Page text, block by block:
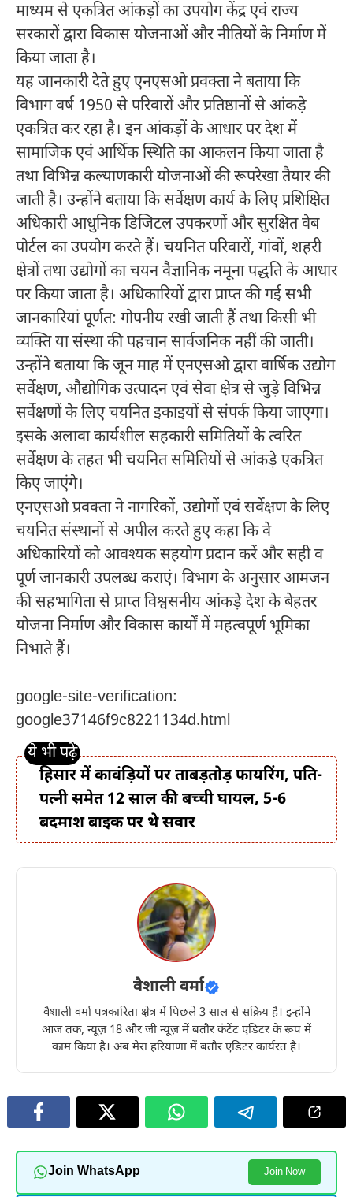
माध्यम से एकत्रित आंकड़ों का उपयोग केंद्र एवं राज्य
सरकारों द्वारा विकास योजनाओं और नीतियों के निर्माण में
किया जाता है।
यह जानकारी देते हुए एनएसओ प्रवक्ता ने बताया कि
विभाग वर्ष 1950 से परिवारों और प्रतिष्ठानों से आंकड़े
एकत्रित कर रहा है। इन आंकड़ों के आधार पर देश में
सामाजिक एवं आर्थिक स्थिति का आकलन किया जाता है
तथा विभिन्न कल्याणकारी योजनाओं की रूपरेखा तैयार की
जाती है। उन्होंने बताया कि सर्वेक्षण कार्य के लिए प्रशिक्षित
अधिकारी आधुनिक डिजिटल उपकरणों और सुरक्षित वेब
पोर्टल का उपयोग करते हैं। चयनित परिवारों, गांवों, शहरी
क्षेत्रों तथा उद्योगों का चयन वैज्ञानिक नमूना पद्धति के आधार
पर किया जाता है। अधिकारियों द्वारा प्राप्त की गई सभी
जानकारियां पूर्णत: गोपनीय रखी जाती हैं तथा किसी भी
व्यक्ति या संस्था की पहचान सार्वजनिक नहीं की जाती।
उन्होंने बताया कि जून माह में एनएसओ द्वारा वार्षिक उद्योग
सर्वेक्षण, औद्योगिक उत्पादन एवं सेवा क्षेत्र से जुड़े विभिन्न
सर्वेक्षणों के लिए चयनित इकाइयों से संपर्क किया जाएगा।
इसके अलावा कार्यशील सहकारी समितियों के त्वरित
सर्वेक्षण के तहत भी चयनित समितियों से आंकड़े एकत्रित
किए जाएंगे।
एनएसओ प्रवक्ता ने नागरिकों, उद्योगों एवं सर्वेक्षण के लिए
चयनित संस्थानों से अपील करते हुए कहा कि वे
अधिकारियों को आवश्यक सहयोग प्रदान करें और सही व
पूर्ण जानकारी उपलब्ध कराएं। विभाग के अनुसार आमजन
की सहभागिता से प्राप्त विश्वसनीय आंकड़े देश के बेहतर
योजना निर्माण और विकास कार्यों में महत्वपूर्ण भूमिका
निभाते हैं।
google-site-verification:
google37146f9c8221134d.html
हिसार में कावंड़ियों पर ताबड़तोड़ फायरिंग, पति-
पत्नी समेत 12 साल की बच्ची घायल, 5-6
बदमाश बाइक पर थे सवार
वैशाली वर्मा
वैशाली वर्मा पत्रकारिता क्षेत्र में पिछले 3 साल से सक्रिय है। इन्होंने
आज तक, न्यूज़ 18 और जी न्यूज़ में बतौर कंटेंट एडिटर के रूप में
काम किया है। अब मेरा हरियाणा में बतौर एडिटर कार्यरत है।
Join WhatsApp Join Now